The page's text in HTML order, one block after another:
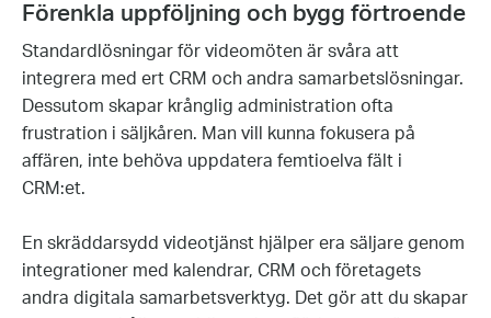
Förenkla uppföljning och bygg förtroende
Standardlösningar för videomöten är svåra att
integrera med ert CRM och andra samarbetslösningar.
Dessutom skapar krånglig administration ofta
frustration i säljkåren. Man vill kunna fokusera på
affären, inte behöva uppdatera femtioelva fält i
CRM:et.
En skräddarsydd videotjänst hjälper era säljare genom
integrationer med kalendrar, CRM och företagets
andra digitala samarbetsverktyg. Det gör att du skapar